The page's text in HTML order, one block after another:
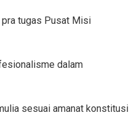
pra tugas Pusat Misi
dalam
sesuai amanat konstitusi